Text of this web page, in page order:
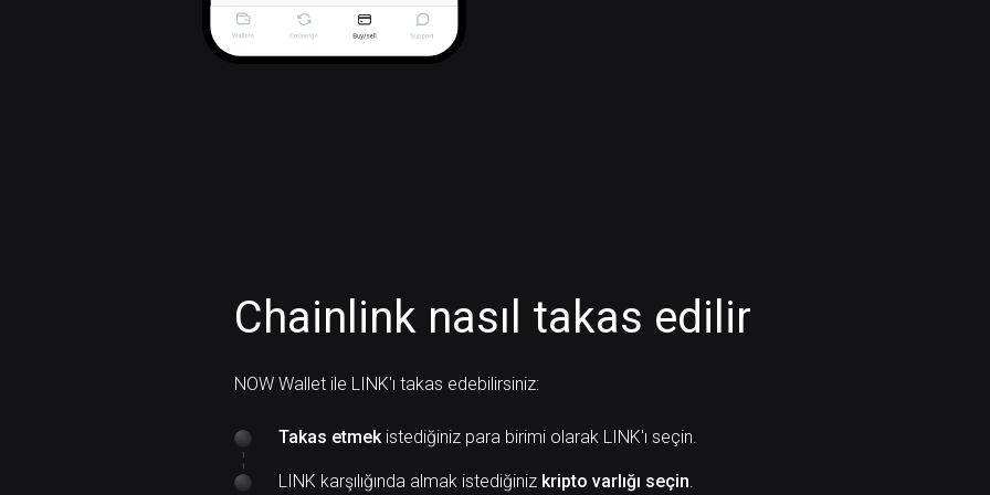
Chainlink nasıl takas edilir
NOW Wallet ile LINK'ı takas edebilirsiniz:
Takas etmekistediğiniz para birimi olarak LINK'ı seçin.
LINK karşılığında almak istediğiniz kripto varlığı seçin.